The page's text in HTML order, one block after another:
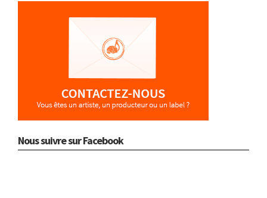
Nous suivre sur Facebook